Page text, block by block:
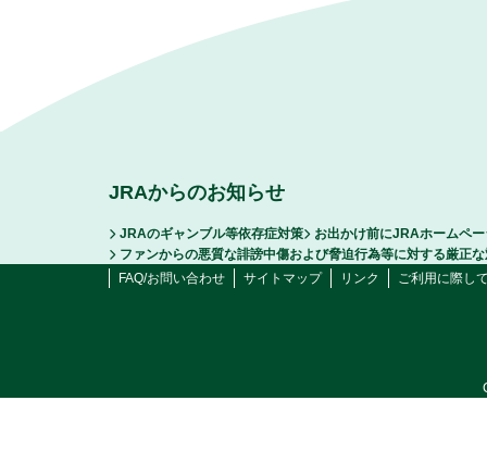
JRAからのお知らせ
JRAのギャンブル等依存症対策
お出かけ前にJRAホームペ
ファンからの悪質な誹謗中傷および脅迫行為等に対する厳正
FAQ/お問い合わせ
サイトマップ リンク ご利用に際し